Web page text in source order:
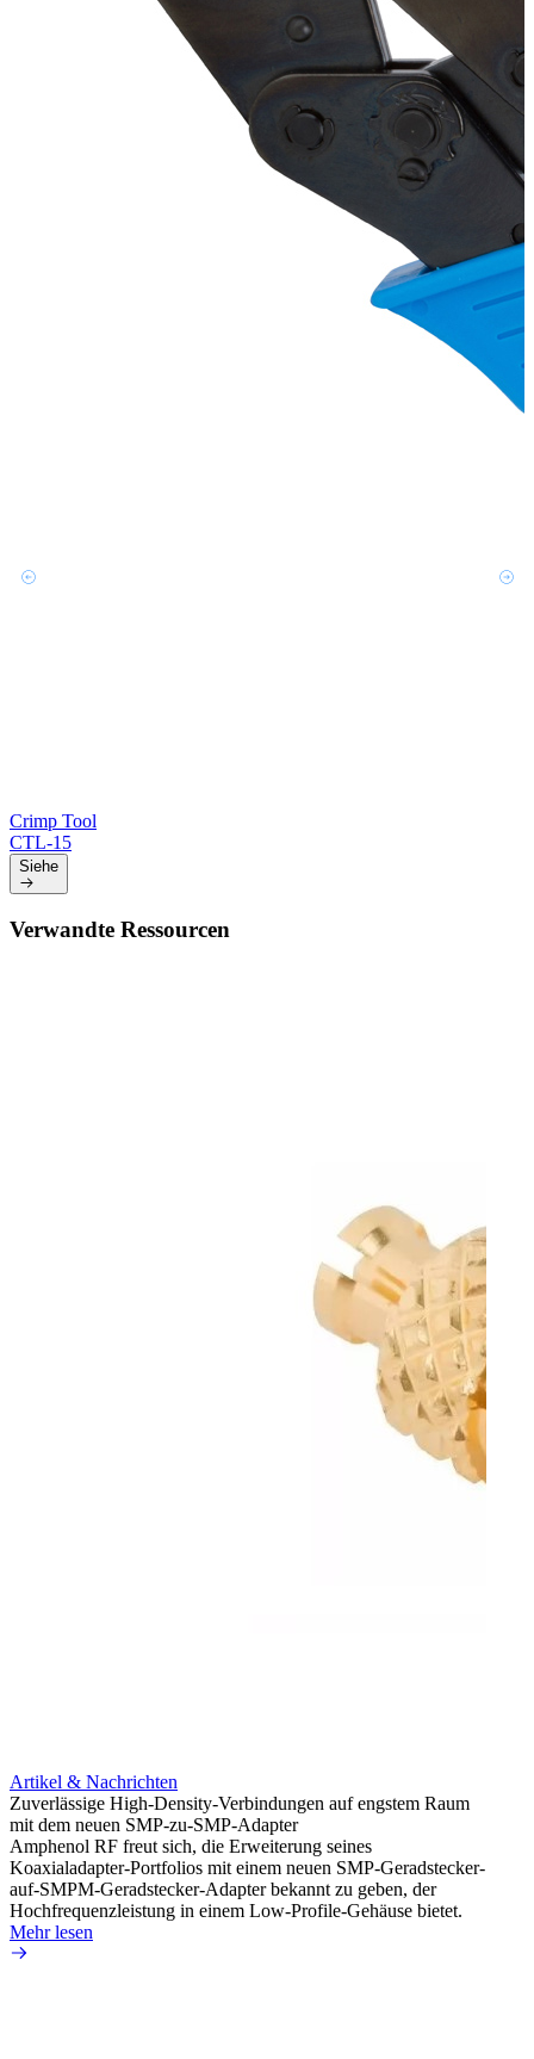
Crimp Tool
CTL-15
Siehe
Verwandte Ressourcen
Artikel & Nachrichten
Zuverlässige High-Density-Verbindungen auf engstem Raum
mit dem neuen SMP-zu-SMP-Adapter
Amphenol RF freut sich, die Erweiterung seines
Koaxialadapter-Portfolios mit einem neuen SMP-Geradstecker-
auf-SMPM-Geradstecker-Adapter bekannt zu geben, der
Hochfrequenzleistung in einem Low-Profile-Gehäuse bietet.
Mehr lesen